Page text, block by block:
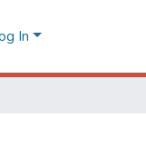
In